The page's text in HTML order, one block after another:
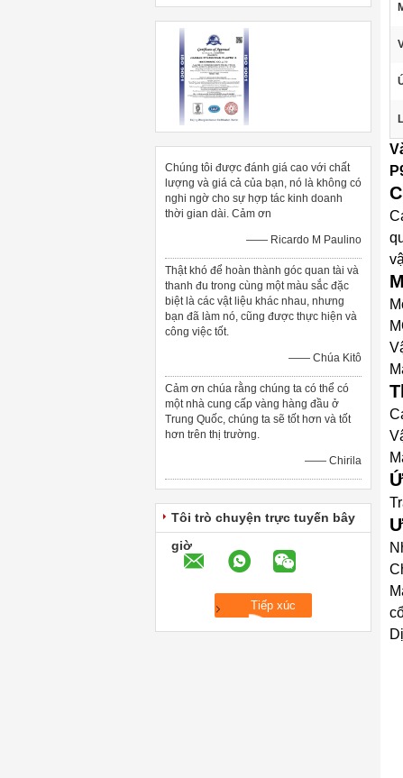
Chúng tôi được đánh giá cao với chất
lượng và giá cả của bạn, nó là không có
nghi ngờ cho sự hợp tác kinh doanh
thời gian dài. Cảm ơn
—— Ricardo M Paulino
Thật khó để hoàn thành góc quan tài và
thanh đu trong cùng một màu sắc đặc
biệt là các vật liệu khác nhau, nhưng
bạn đã làm nó, cũng được thực hiện và
công việc tốt.
—— Chúa Kitô
Cảm ơn chúa rằng chúng ta có thể có
một nhà cung cấp vàng hàng đầu ở
Trung Quốc, chúng ta sẽ tốt hơn và tốt
hơn trên thị trường.
—— Chirila
Tôi trò chuyện trực tuyến bây
giờ